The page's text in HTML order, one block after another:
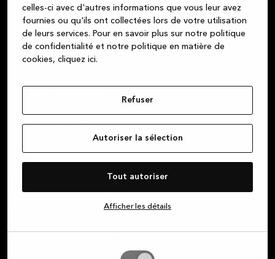
celles-ci avec d'autres informations que vous leur avez
fournies ou qu'ils ont collectées lors de votre utilisation
de leurs services. Pour en savoir plus sur notre politique
de confidentialité et notre politique en matière de
cookies, cliquez ici.
Refuser
Autoriser la sélection
Tout autoriser
Afficher les détails
pour vous fournir de beaux produits au design danois,
de haute qualité et fabriqués avec des matériaux
durables. Nous faisons de notre mieux pour fournir un
service à la clientèle irréprochable, dès l’instant où
vous entrez dans l’un de nos magasins, jusqu’à
À propos de Kvik